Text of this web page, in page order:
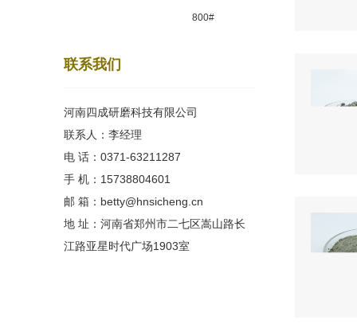
800#
联系我们
河南四成研磨科技有限公司
联系人：李经理
电 话：0371-63211287
手 机：15738804601
邮 箱：betty@hnsicheng.cn
地 址：河南省郑州市二七区嵩山路长
江路亚星时代广场1903室